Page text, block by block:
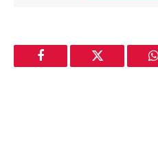
Facebook Twitter